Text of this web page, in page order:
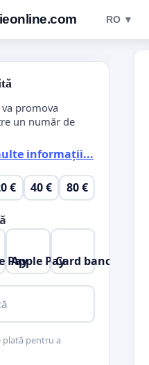
RO ▼
promova
un număr de
informații...
€ 40 € 80 €
Pay
Apple PayCard bancar
plată pentru a